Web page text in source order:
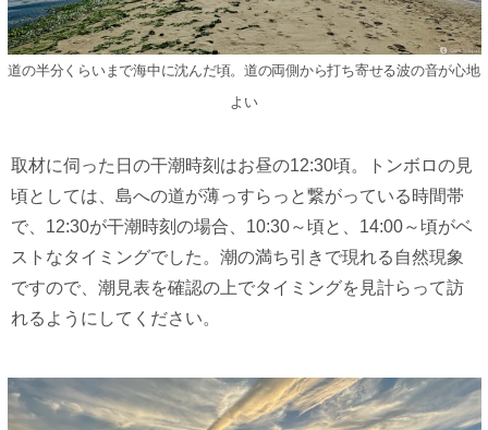
道の半分くらいまで海中に沈んだ頃。道の両側から打ち寄せる波の音が心地
よい
取材に伺った日の干潮時刻はお昼の12:30頃。トンボロの見
頃としては、島への道が薄っすらっと繋がっている時間帯
で、12:30が干潮時刻の場合、10:30～頃と、14:00～頃がベ
ストなタイミングでした。潮の満ち引きで現れる自然現象
ですので、潮見表を確認の上でタイミングを見計らって訪
れるようにしてください。